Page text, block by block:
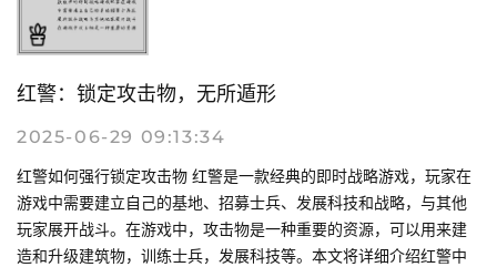
红警：锁定攻击物，无所遁形
2025-06-29 09:13:34
红警如何强行锁定攻击物 红警是一款经典的即时战略游戏，玩家在
游戏中需要建立自己的基地、招募士兵、发展科技和战略，与其他
玩家展开战斗。在游戏中，攻击物是一种重要的资源，可以用来建
造和升级建筑物，训练士兵，发展科技等。本文将详细介绍红警中